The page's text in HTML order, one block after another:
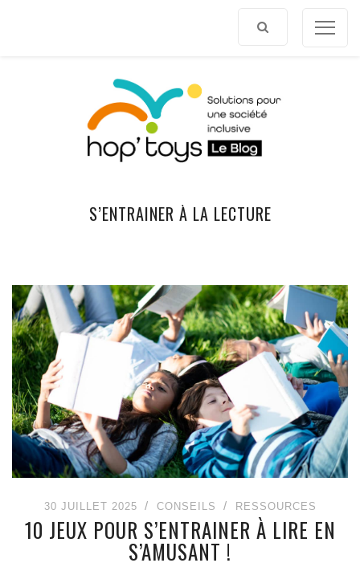
S’ENTRAINER À LA LECTURE
30 JUILLET 2025 CONSEILS RESSOURCES
10 JEUX POUR S’ENTRAINER À LIRE EN
S’AMUSANT !